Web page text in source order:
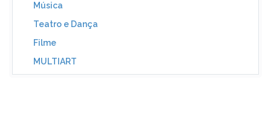
Música
Teatro e Dança
Filme
MULTIART